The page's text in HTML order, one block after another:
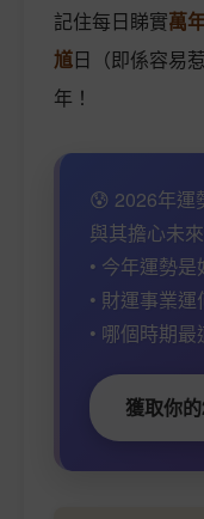
記住每日睇實萬
馗日（即係容易
年！
😰 2026年運
與其擔心未
• 今年運勢
• 財運事業
• 哪個時期
獲取你